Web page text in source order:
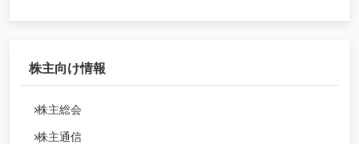
株主向け情報
株主総会
株主通信